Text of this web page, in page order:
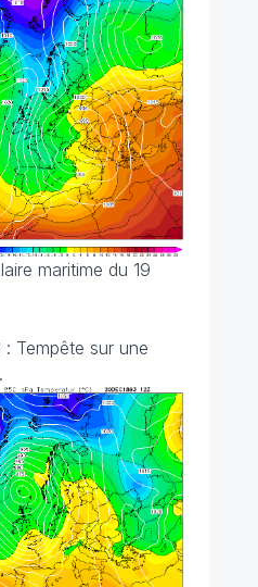
maritime du 19
: Tempête sur une